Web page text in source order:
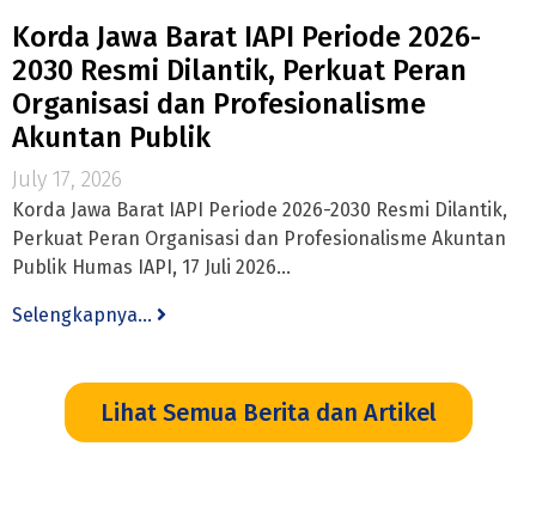
Korda Jawa Barat IAPI Periode 2026-
2030 Resmi Dilantik, Perkuat Peran
Organisasi dan Profesionalisme
Akuntan Publik
July 17, 2026
Korda Jawa Barat IAPI Periode 2026-2030 Resmi Dilantik,
Perkuat Peran Organisasi dan Profesionalisme Akuntan
Publik Humas IAPI, 17 Juli 2026...
Selengkapnya...
Lihat Semua Berita dan Artikel